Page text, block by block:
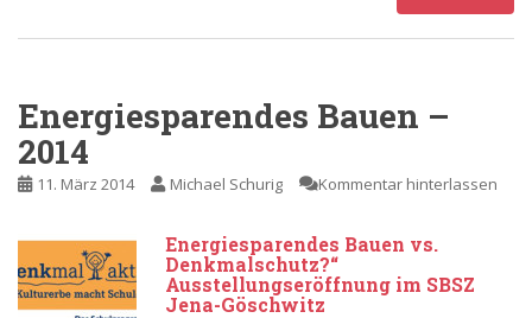
Energiesparendes Bauen –
2014
11. März 2014 Michael Schurig Kommentar hinterlassen
Energiesparendes Bauen vs.
Denkmalschutz?“
Ausstellungseröffnung im SBSZ
Jena-Göschwitz